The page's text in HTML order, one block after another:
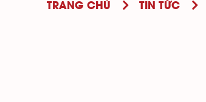
TRANG CHỦ TIN TỨC